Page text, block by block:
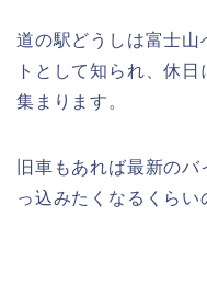
道の駅どうしは富士山
トとして知られ、休
集まります。
旧車もあれば最新の
っ込みたくなるくらい